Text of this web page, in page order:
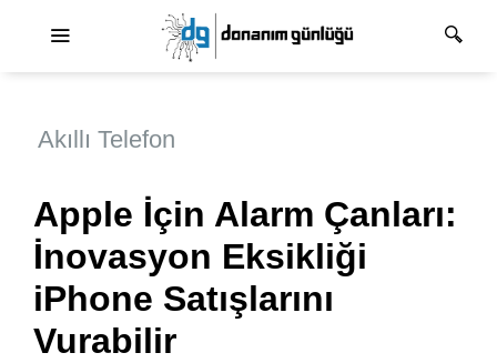
Akıllı Telefon
Apple İçin Alarm Çanları:
İnovasyon Eksikliği
iPhone Satışlarını
Vurabilir